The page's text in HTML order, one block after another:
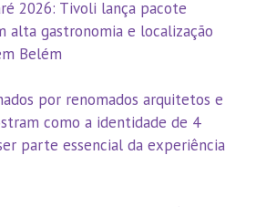
2026: Tivoli lança pacote
alta gastronomia e localização
Belém
por renomados arquitetos e
como a identidade de 4
parte essencial da experiência